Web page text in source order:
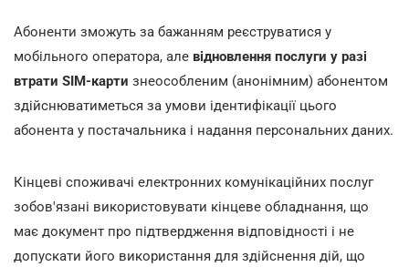
Абоненти зможуть за бажанням реєструватися у
мобільного оператора, але відновлення послуги у разі
втрати SIM-карти знеособленим (анонімним) абонентом
здійснюватиметься за умови ідентифікації цього
абонента у постачальника і надання персональних даних.
Кінцеві споживачі електронних комунікаційних послуг
зобов'язані використовувати кінцеве обладнання, що
має документ про підтвердження відповідності і не
допускати його використання для здійснення дій, що